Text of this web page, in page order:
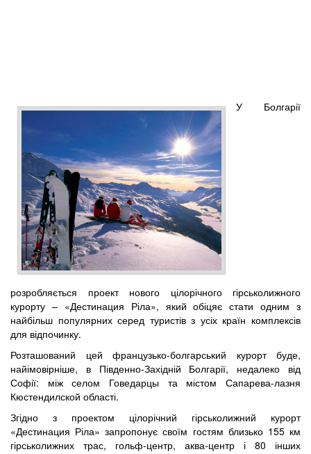
У Болгарії
розробляється проект нового цілорічного гірськолижного
курорту – «Дестинация Ріла», який обіцяє стати одним з
найбільш популярних серед туристів з усіх країн комплексів
для відпочинку.
Розташований цей французько-болгарський курорт буде,
найімовірніше, в Південно-Західній Болгарії, недалеко від
Софії: між селом Говедарцы та містом Сапарева-лазня
Кюстендилской області.
Згідно з проектом цілорічний гірськолижний курорт
«Дестинация Ріла» запропонує своїм гостям близько 155 км
гірськолижних трас, гольф-центр, аква-центр і 80 інших